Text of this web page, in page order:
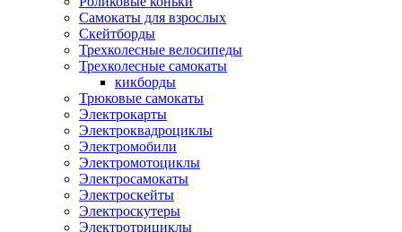
Самокаты для взрослых
Скейтборды
Трехколесные велосипеды
Трехколесные самокаты
кикборды
Трюковые самокаты
Электрокарты
Электроквадроциклы
Электромобили
Электромотоциклы
Электросамокаты
Электроскейты
Электроскутеры
Электротрициклы